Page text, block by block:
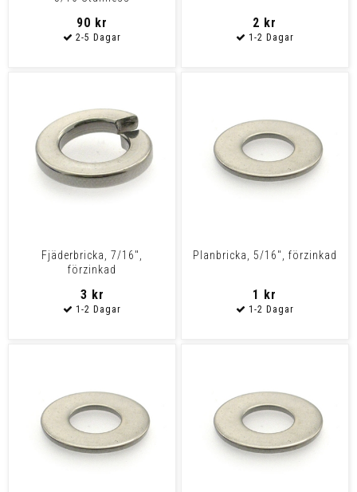
90 kr 2 kr
Fjäderbricka, 7/16",
förzinkad
3 kr
Planbricka, 5/16", förzinkad
1 kr